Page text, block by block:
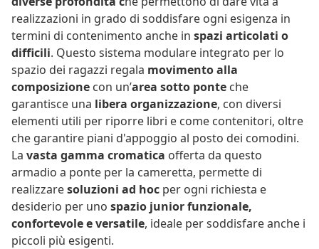
realizzazioni in grado di soddisfare ogni esigenza in
termini di contenimento anche in spazi articolati o
difficili. Questo sistema modulare integrato per lo
spazio dei ragazzi regala movimento alla
composizione con un’area sotto ponte che
garantisce una libera organizzazione, con diversi
elementi utili per riporre libri e come contenitori, oltre
che garantire piani d'appoggio al posto dei comodini.
La vasta gamma cromatica offerta da questo
armadio a ponte per la cameretta, permette di
realizzaresoluzioni ad hoc per ogni richiesta e
desiderio per uno spazio junior funzionale,
confortevole e versatile, ideale per soddisfare anche i
piccoli più esigenti.